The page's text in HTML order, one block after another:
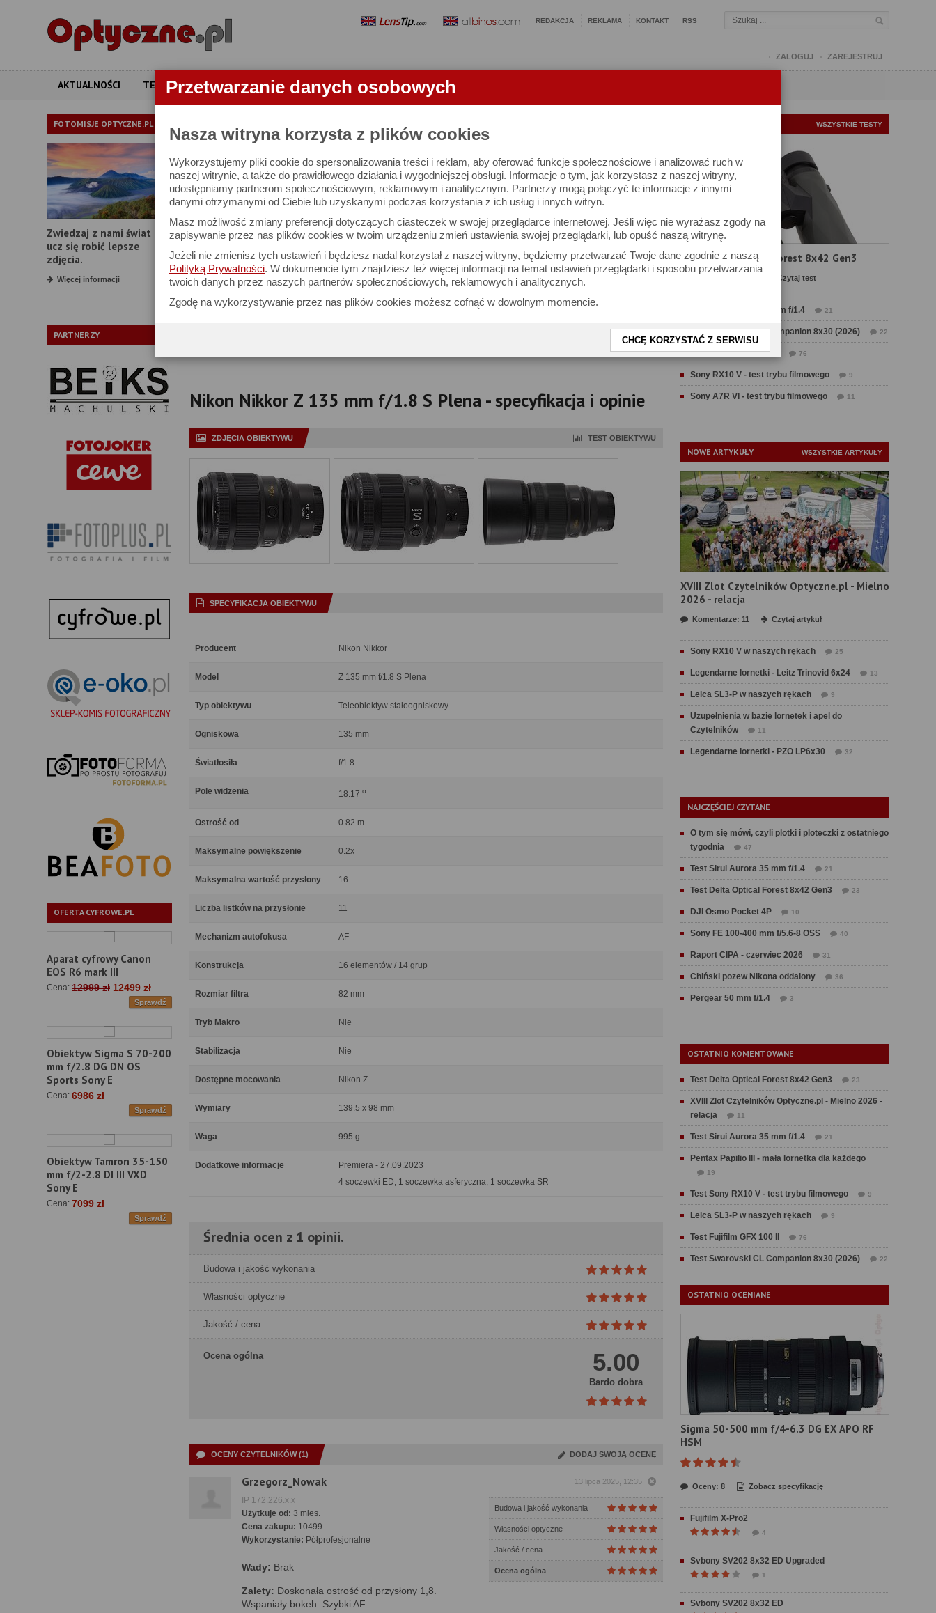
Przetwarzanie danych osobowych
Nasza witryna korzysta z plików cookies
Wykorzystujemy pliki cookie do spersonalizowania treści i reklam, aby oferować funkcje społecznościowe i analizować ruch w
naszej witrynie, a także do prawidłowego działania i wygodniejszej obsługi. Informacje o tym, jak korzystasz z naszej witryny,
udostępniamy partnerom społecznościowym, reklamowym i analitycznym. Partnerzy mogą połączyć te informacje z innymi
danymi otrzymanymi od Ciebie lub uzyskanymi podczas korzystania z ich usług i innych witryn.
Masz możliwość zmiany preferencji dotyczących ciasteczek w swojej przeglądarce internetowej. Jeśli więc nie wyrażasz zgody na
zapisywanie przez nas plików cookies w twoim urządzeniu zmień ustawienia swojej przeglądarki, lub opuść naszą witrynę.
Jeżeli nie zmienisz tych ustawień i będziesz nadal korzystał z naszej witryny, będziemy przetwarzać Twoje dane zgodnie z naszą
Polityką Prywatności. W dokumencie tym znajdziesz też więcej informacji na temat ustawień przeglądarki i sposobu przetwarzania
twoich danych przez naszych partnerów społecznościowych, reklamowych i analitycznych.
Zgodę na wykorzystywanie przez nas plików cookies możesz cofnąć w dowolnym momencie.
CHCĘ KORZYSTAĆ Z SERWISU
REDAKCJA REKLAMA KONTAKT RSS
ZALOGUJ ZAREJESTRUJ
AKTUALNOŚCI TESTY ARTYKUŁY APARATY OBIEKTYWY LORNETKI
FOTOMISJE OPTYCZNE.PL
Zwiedzaj z nami świat i
ucz się robić lepsze
zdjęcia.
Więcej informacji
PARTNERZY
OFERTA CYFROWE.PL
Aparat cyfrowy Canon
EOS R6 mark III
Cena: 12999 zł 12499 zł
Sprawdź
Obiektyw Sigma S 70-200
mm f/2.8 DG DN OS
Sports Sony E
Cena: 6986 zł
Sprawdź
Obiektyw Tamron 35-150
mm f/2-2.8 DI III VXD
Sony E
Cena: 7099 zł
Sprawdź
OBIEKTYWY
W bazie znajduje się 2318 obiektywów i 9905 ocen.
Możesz też zrobić
własne porównanie obiektywów
Porównaj obiektywy
Proszę podać interesujące Cię parametry
Producent:
Model:
Typ obiektywu:
Typ mocowania:
Nikon Nikkor Z 135 mm f/1.8 S Plena - specyfikacja i opinie
ZDJĘCIA OBIEKTYWU TEST OBIEKTYWU
SPECYFIKACJA OBIEKTYWU
Producent Nikon Nikkor
Model Z 135 mm f/1.8 S Plena
Typ obiektywu Teleobiektyw stałoogniskowy
Ogniskowa 135 mm
Światłosiła f/1.8
Pole widzenia 18.17 o
Ostrość od 0.82 m
Maksymalne powiększenie 0.2x
Maksymalna wartość przysłony 16
Liczba listków na przysłonie 11
Mechanizm autofokusa AF
Konstrukcja 16 elementów / 14 grup
Rozmiar filtra 82 mm
Tryb Makro Nie
Stabilizacja Nie
Dostępne mocowania Nikon Z
Wymiary 139.5 x 98 mm
Waga 995 g
Dodatkowe informacje
Premiera - 27.09.2023
4 soczewki ED, 1 soczewka asferyczna, 1 soczewka SR
Średnia ocen z 1 opinii.
Budowa i jakość wykonania
Własności optyczne
Jakość / cena
Ocena ogólna 5.00
Bardo dobra
OCENY CZYTELNIKÓW (1) DODAJ SWOJĄ OCENĘ
Grzegorz_Nowak 13 lipca 2025, 12:35
Budowa i jakość wykonania
Własności optyczne
Jakość / cena
Ocena ogólna
IP 172.226.x.x
Użytkuje od: 3 mies.
Cena zakupu: 10499
Wykorzystanie: Półprofesjonalne
Wady: Brak
Zalety: Doskonała ostrość od przysłony 1,8.
Wspaniały bokeh. Szybki AF.
WSZYSTKIE TESTY
Test Delta Optical Forest 8x42 Gen3
Czytaj test
Test Sirui Aurora 35 mm f/1.4 21
Test Swarovski CL Companion 8x30 (2026) 22
Test Fujifilm GFX 100 II 76
Sony RX10 V - test trybu filmowego 9
Sony A7R VI - test trybu filmowego 11
NOWE ARTYKUŁY WSZYSTKIE ARTYKUŁY
XVIII Zlot Czytelników Optyczne.pl - Mielno
2026 - relacja
Komentarze: 11 Czytaj artykuł
Sony RX10 V w naszych rękach 25
Legendarne lornetki - Leitz Trinovid 6x24 13
Leica SL3-P w naszych rękach 9
Uzupełnienia w bazie lornetek i apel do
Czytelników
11
Legendarne lornetki - PZO LP6x30 32
NAJCZĘŚCIEJ CZYTANE
O tym się mówi, czyli plotki i ploteczki z ostatniego
tygodnia
47
Test Sirui Aurora 35 mm f/1.4 21
Test Delta Optical Forest 8x42 Gen3 23
DJI Osmo Pocket 4P 10
Sony FE 100-400 mm f/5.6-8 OSS 40
Raport CIPA - czerwiec 2026 31
Chiński pozew Nikona oddalony 36
Pergear 50 mm f/1.4 3
OSTATNIO KOMENTOWANE
Test Delta Optical Forest 8x42 Gen3 23
XVIII Zlot Czytelników Optyczne.pl - Mielno 2026 -
relacja
11
Test Sirui Aurora 35 mm f/1.4 21
Pentax Papilio III - mała lornetka dla każdego
19
Test Sony RX10 V - test trybu filmowego 9
Leica SL3-P w naszych rękach 9
Test Fujifilm GFX 100 II 76
Test Swarovski CL Companion 8x30 (2026) 22
OSTATNIO OCENIANE
Sigma 50-500 mm f/4-6.3 DG EX APO RF
HSM
Oceny: 8 Zobacz specyfikację
Fujifilm X-Pro2
4
Svbony SV202 8x32 ED Upgraded
1
Svbony SV202 8x32 ED